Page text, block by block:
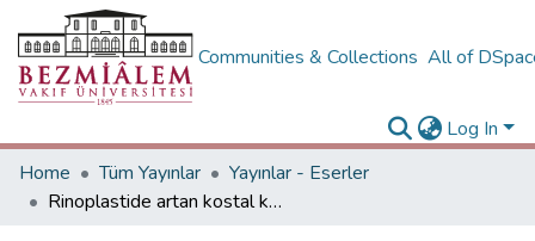
Communities & Collections All of
Log In
Home
Tüm Yayınlar
Yayınlar - Eserler
Rinoplastide artan kostal kartilajın yerine koyulasının faydası